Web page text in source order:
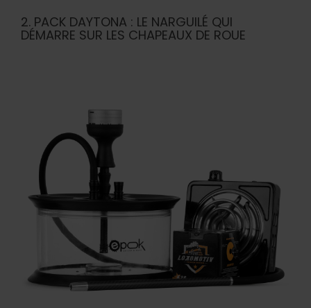
2. PACK DAYTONA : LE NARGUILÉ QUI
DÉMARRE SUR LES CHAPEAUX DE ROUE